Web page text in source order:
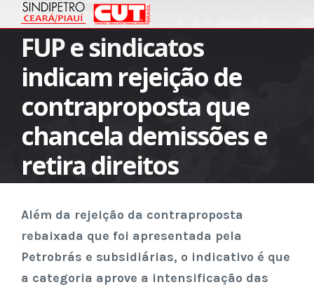
FUP e sindicatos
indicam rejeição de
contraproposta que
chancela demissões e
retira direitos
Além da rejeição da contraproposta
rebaixada que foi apresentada pela
Petrobrás e subsidiárias, o indicativo é que
a categoria aprove a intensificação das